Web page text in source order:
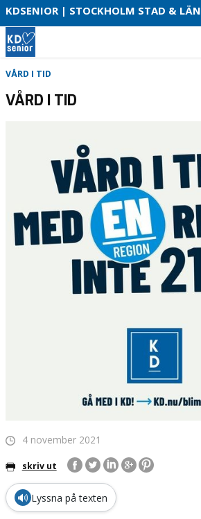
KDSENIOR | STOCKHOLM STAD & LÄN
HEM
KDSENIOR RIKS
VÅRD I TID
VÅRD I TID
4 november 2021
skriv ut
🔊 Lyssna på texten